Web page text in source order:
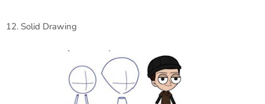
12. Solid Drawing